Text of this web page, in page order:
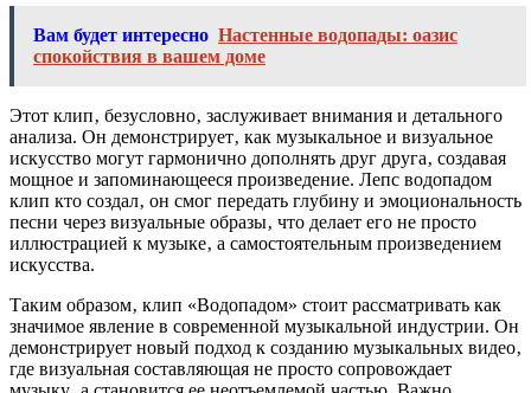
Вам будет интересно Настенные водопады: оазис
спокойствия в вашем доме
Этот клип‚ безусловно‚ заслуживает внимания и детального
анализа. Он демонстрирует‚ как музыкальное и визуальное
искусство могут гармонично дополнять друг друга‚ создавая
мощное и запоминающееся произведение. Лепс водопадом
клип кто создал‚ он смог передать глубину и эмоциональность
песни через визуальные образы‚ что делает его не просто
иллюстрацией к музыке‚ а самостоятельным произведением
искусства.
Таким образом‚ клип «Водопадом» стоит рассматривать как
значимое явление в современной музыкальной индустрии. Он
демонстрирует новый подход к созданию музыкальных видео‚
где визуальная составляющая не просто сопровождает